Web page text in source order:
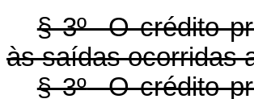
§ 3º O crédito
às saídas ocorridas
§ 3ºO crédito